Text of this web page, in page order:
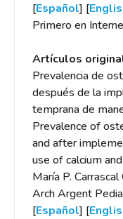
[Español] [
Primero en
Artículos
Prevalencia de
después de la
temprana de
Prevalence of
and after
use of calcium
María P.
Arch Argent
[Español] [